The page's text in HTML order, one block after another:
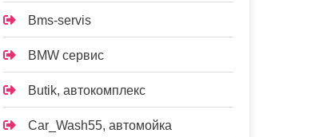
Bms-servis
BMW сервис
Butik, автокомплекс
Car_Wash55, автомойка